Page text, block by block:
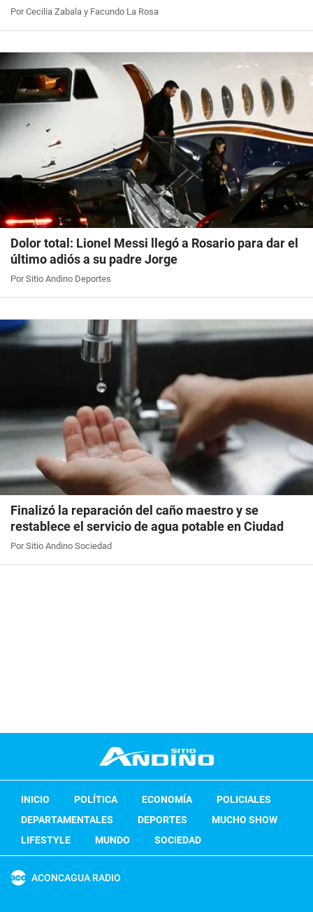
Por Cecilia Zabala y Facundo La Rosa
Dolor total: Lionel Messi llegó a Rosario para dar el
último adiós a su padre Jorge
Por Sitio Andino Deportes
Finalizó la reparación del caño maestro y se
restablece el servicio de agua potable en Ciudad
Por Sitio Andino Sociedad
INICIO POLÍTICA ECONOMÍA
POLICIALES
DEPARTAMENTALES
DEPORTES
MUCHO SHOW
LIFESTYLE
MUNDO SOCIEDAD
ACONCAGUA RADIO